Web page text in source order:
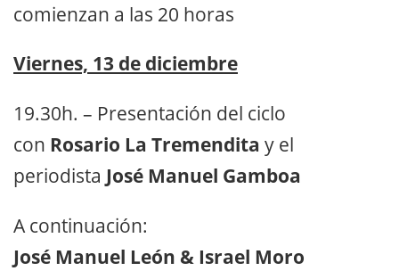
comienzan a las 20 horas
Viernes, 13 de diciembre
19.30h. – Presentación del ciclo
con Rosario La Tremendita y el
periodista José Manuel Gamboa
A continuación:
José Manuel León & Israel Moro